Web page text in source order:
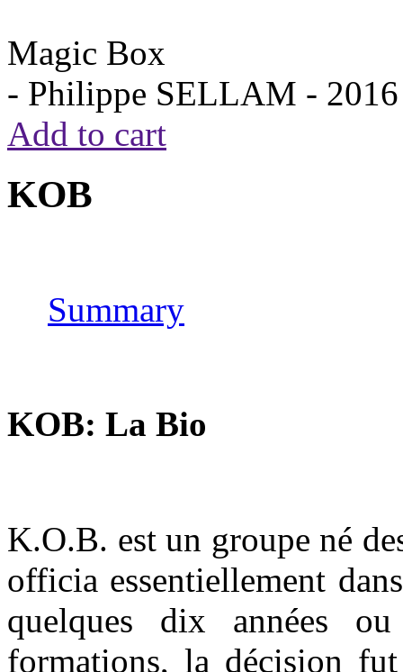
Magic Box
- Philippe SELLAM - 2016
Add to cart
KOB
Summary
KOB: La Bio
K.O.B. est un groupe né
officia essentiellement
quelques dix années
formations, la décision